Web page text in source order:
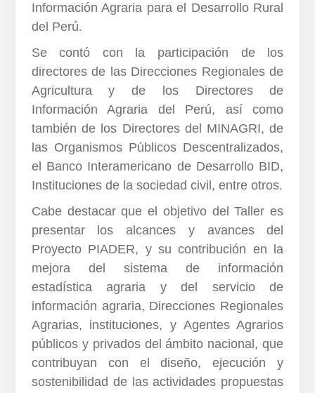
Información Agraria para el Desarrollo Rural
del Perú.
Se contó con la participación de los
directores de las Direcciones Regionales de
Agricultura y de los Directores de
Información Agraria del Perú, así como
también de los Directores del MINAGRI, de
las Organismos Públicos Descentralizados,
el Banco Interamericano de Desarrollo BID,
Instituciones de la sociedad civil, entre otros.
Cabe destacar que el objetivo del Taller es
presentar los alcances y avances del
Proyecto PIADER, y su contribución en la
mejora del sistema de información
estadística agraria y del servicio de
información agraria, Direcciones Regionales
Agrarias, instituciones, y Agentes Agrarios
públicos y privados del ámbito nacional, que
contribuyan con el diseño, ejecución y
sostenibilidad de las actividades propuestas